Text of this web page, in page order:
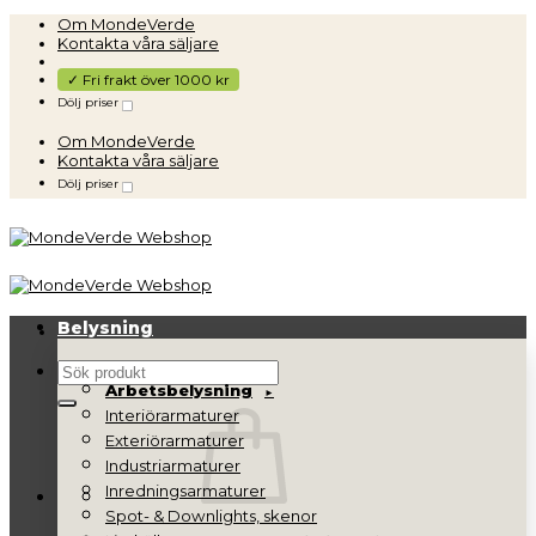
content
Om MondeVerde
Kontakta våra säljare
✓ Fri frakt över 1000 kr
Dölj priser
Om MondeVerde
Kontakta våra säljare
Dölj priser
Sök
efter:
Belysning
Arbetsbelysning
Interiörarmaturer
Exteriörarmaturer
Industriarmaturer
Inredningsarmaturer
Spot- & Downlights, skenor